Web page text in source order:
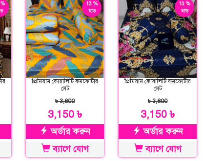
13 %
ছাড়
প্রিমিয়াম কোয়ালিটি কমফোর্টার
সেট
৳ 3,600
3,150 ৳
অর্ডার করুন
ব্যাগে যোগ
13 %
ছাড়
প্রিমিয়াম কোয়ালিটি কমফোর্টার
সেট
৳ 3,600
3,150 ৳
অর্ডার করুন
ব্যাগে যোগ